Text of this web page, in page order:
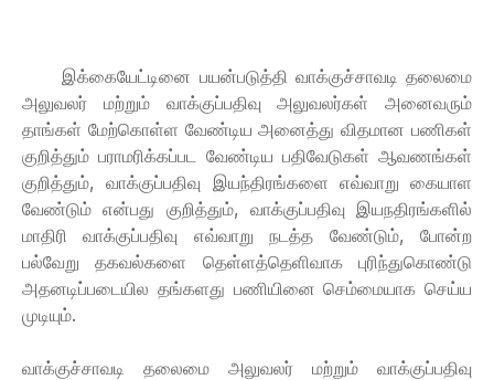
இக்கையேட்டினை பயன்படுத்தி வாக்குச்சாவடி தலைமை
அலுவலர் மற்றும் வாக்குப்பதிவு அலுவலர்கள் அனைவரும்
தாங்கள் மேற்கொள்ள வேண்டிய அனைத்து விதமான பணிகள்
குறித்தும் பராமரிக்கப்பட வேண்டிய பதிவேடுகள் ஆவணங்கள்
குறித்தும், வாக்குப்பதிவு இயந்திரங்களை எவ்வாறு கையாள
வேண்டும் என்பது குறித்தும், வாக்குப்பதிவு இயநதிரங்களில்
மாதிரி வாக்குப்பதிவு எவ்வாறு நடத்த வேண்டும், போன்ற
பல்வேறு தகவல்களை தெள்ளத்தெளிவாக புரிந்துகொண்டு
அதனடிப்படையில தங்களது பணியினை செம்மையாக செய்ய
முடியும்.
வாக்குச்சாவடி தலைமை அலுவலர் மற்றும் வாக்குப்பதிவு